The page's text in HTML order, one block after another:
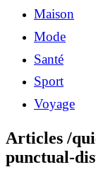
Maison
Mode
Santé
Sport
Voyage
Articles /
punctual-